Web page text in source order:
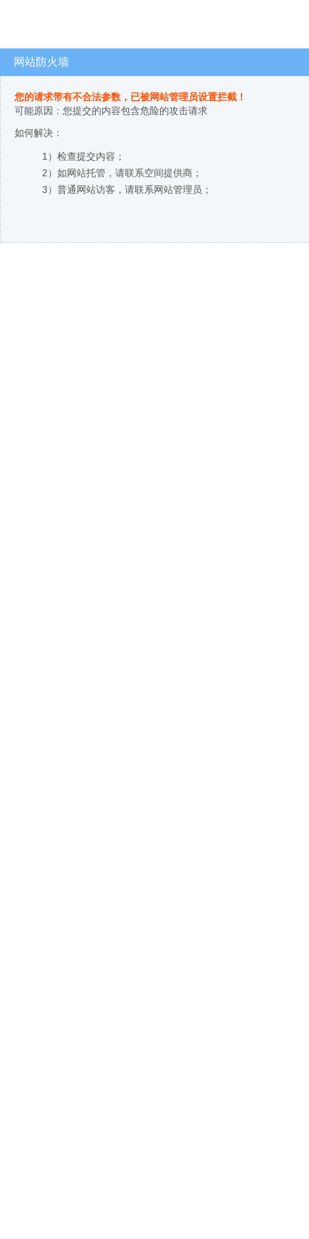
网站防火墙
您的请求带有不合法参数，已被网站管理员设置拦截！
可能原因：您提交的内容包含危险的攻击请求
如何解决：
1）检查提交内容；
2）如网站托管，请联系空间提供商；
3）普通网站访客，请联系网站管理员；